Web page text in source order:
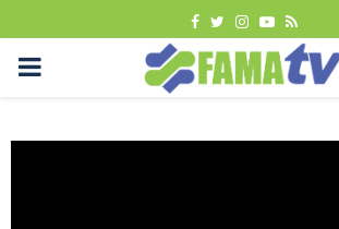
FACEBOOK
TWITTER
INSTAGRAM
YOUTUBE
RSS
PRIMARY